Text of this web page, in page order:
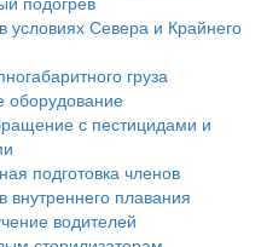
условиях Севера и Крайнего
груза
оборудование
с пестицидами и
подготовка членов
внутреннего плавания
водителей